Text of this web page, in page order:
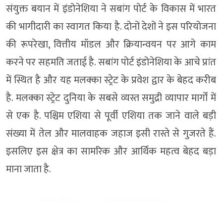
संयुक्त बयान में इंडोनेशिया ने सबांग पोर्ट के विकास में भारत
की भागीदारी का स्वागत किया है. दोनों देशों ने इस परियोजना
की रूपरेखा, वित्तीय मॉडल और क्रियान्वयन पर आगे काम
करने पर सहमति जताई है. सबांग पोर्ट इंडोनेशिया के आचे प्रांत
में स्थित है और यह मलक्का स्ट्रेट के प्रवेश द्वार के बेहद करीब
है. मलक्का स्ट्रेट दुनिया के सबसे व्यस्त समुद्री व्यापार मार्गों में
से एक है. पश्चिम एशिया से पूर्वी एशिया तक जाने वाले बड़ी
संख्या में तेल और मालवाहक जहाज इसी रास्ते से गुजरते हैं.
इसलिए इस क्षेत्र का सामरिक और आर्थिक महत्व बेहद बड़ा
माना जाता है.